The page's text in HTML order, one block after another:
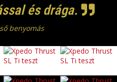
és drága.
benyomás